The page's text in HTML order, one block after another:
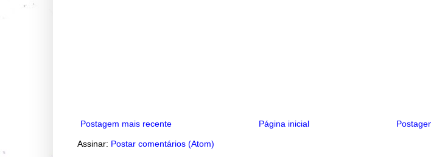
Postagem mais recente Página inicial
Assinar: Postar comentários (Atom)